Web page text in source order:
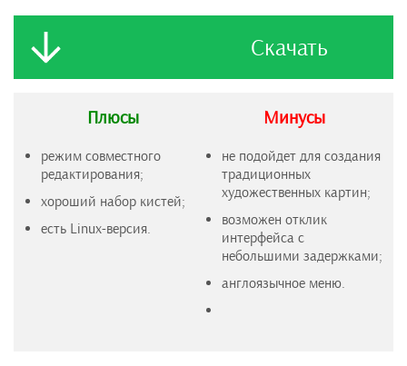
Скачать
Плюсы
режим совместного
редактирования;
хороший набор кистей;
есть Linux-версия.
Минусы
не подойдет для создания
традиционных
художественных картин;
возможен отклик
интерфейса с
небольшими задержками;
англоязычное меню.